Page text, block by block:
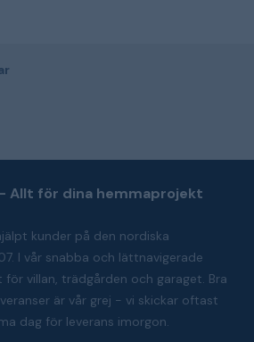
Allt för dina hemmaprojekt
kunder på den nordiska
I vår snabba och lättnavigerade
villan, trädgården och garaget. Bra
är vår grej - vi skickar oftast
dag för leverans imorgon.